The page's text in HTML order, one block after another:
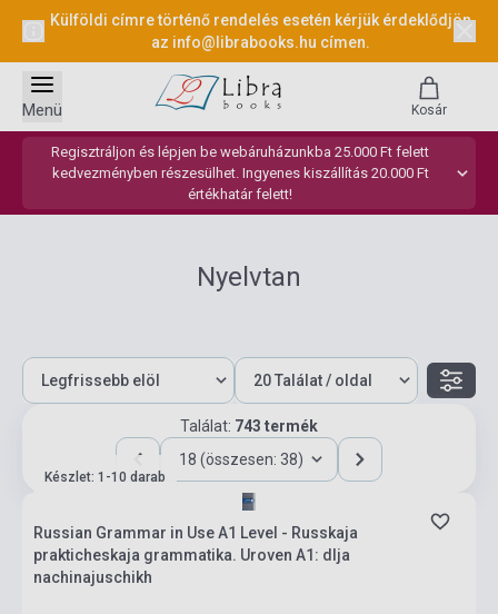
Külföldi címre történő rendelés esetén kérjük érdeklődjön
az info@librabooks.hu címen.
Regisztráljon és lépjen be webáruházunkba 25.000 Ft felett
kedvezményben részesülhet. Ingyenes kiszállítás 20.000 Ft
értékhatár felett!
Menü Kosár
Nyelvtan
Találat: 743 termék
18 (összesen: 38)
Készlet: 1-10 darab
Russian Grammar in Use A1 Level - Russkaja
prakticheskaja grammatika. Uroven A1: dlja
nachinajuschikh